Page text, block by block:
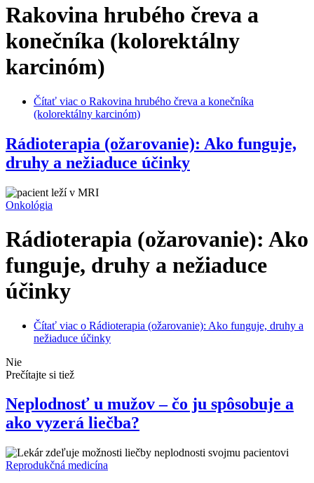
Rakovina hrubého čreva a
konečníka (kolorektálny
karcinóm)
Čítať viac o Rakovina hrubého čreva a konečníka
(kolorektálny karcinóm)
Rádioterapia (ožarovanie): Ako funguje,
druhy a nežiaduce účinky
Onkológia
Rádioterapia (ožarovanie): Ako
funguje, druhy a nežiaduce
účinky
Čítať viac o Rádioterapia (ožarovanie): Ako funguje, druhy a
nežiaduce účinky
Nie
Prečítajte si tiež
Neplodnosť u mužov – čo ju spôsobuje a
ako vyzerá liečba?
Reprodukčná medicína